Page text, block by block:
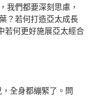
我們都要深刻思慮，
？若何打造亞太成長
若何更好施展亞太經合
全身都繃緊了。問